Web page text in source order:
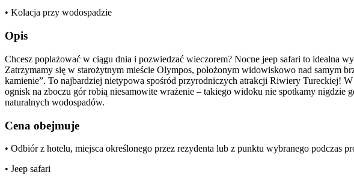
• Kolacja przy wodospadzie
Opis
Chcesz poplażować w ciągu dnia i pozwiedzać wieczorem? Nocne jeep safari to idealna
Zatrzymamy się w starożytnym mieście Olympos, położonym widowiskowo nad samym
kamienie”. To najbardziej nietypowa spośród przyrodniczych atrakcji Riwiery Tureckiej! W
ognisk na zboczu gór robią niesamowite wrażenie – takiego widoku nie spotkamy
naturalnych wodospadów.
Cena obejmuje
• Odbiór z hotelu, miejsca określonego przez rezydenta lub z punktu wybranego podczas
• Jeep safari